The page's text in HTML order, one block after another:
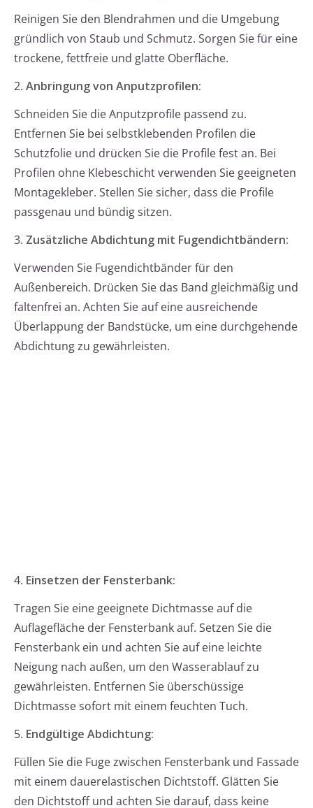
Reinigen Sie den Blendrahmen und die Umgebung
gründlich von Staub und Schmutz. Sorgen Sie für eine
trockene, fettfreie und glatte Oberfläche.
2. Anbringung von Anputzprofilen:
Schneiden Sie die Anputzprofile passend zu.
Entfernen Sie bei selbstklebenden Profilen die
Schutzfolie und drücken Sie die Profile fest an. Bei
Profilen ohne Klebeschicht verwenden Sie geeigneten
Montagekleber. Stellen Sie sicher, dass die Profile
passgenau und bündig sitzen.
3. Zusätzliche Abdichtung mit Fugendichtbändern:
Verwenden Sie Fugendichtbänder für den
Außenbereich. Drücken Sie das Band gleichmäßig und
faltenfrei an. Achten Sie auf eine ausreichende
Überlappung der Bandstücke, um eine durchgehende
Abdichtung zu gewährleisten.
4. Einsetzen der Fensterbank:
Tragen Sie eine geeignete Dichtmasse auf die
Auflagefläche der Fensterbank auf. Setzen Sie die
Fensterbank ein und achten Sie auf eine leichte
Neigung nach außen, um den Wasserablauf zu
gewährleisten. Entfernen Sie überschüssige
Dichtmasse sofort mit einem feuchten Tuch.
5. Endgültige Abdichtung:
Füllen Sie die Fuge zwischen Fensterbank und Fassade
mit einem dauerelastischen Dichtstoff. Glätten Sie
den Dichtstoff und achten Sie darauf, dass keine